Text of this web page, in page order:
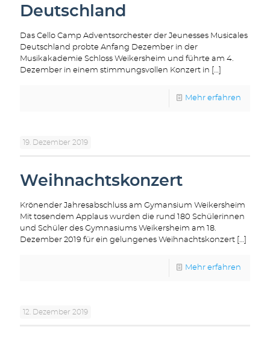
Deutschland
Das Cello Camp Adventsorchester der Jeunesses Musicales
Deutschland probte Anfang Dezember in der
Musikakademie Schloss Weikersheim und führte am 4.
Dezember in einem stimmungsvollen Konzert in
Mehr erfahren
19. Dezember 2019
Weihnachtskonzert
Krönender Jahresabschluss am Gymansium Weikersheim
Mit tosendem Applaus wurden die rund 180 Schülerinnen
und Schüler des Gymnasiums Weikersheim am 18.
Dezember 2019 für ein gelungenes Weihnachtskonzert
Mehr erfahren
12. Dezember 2019